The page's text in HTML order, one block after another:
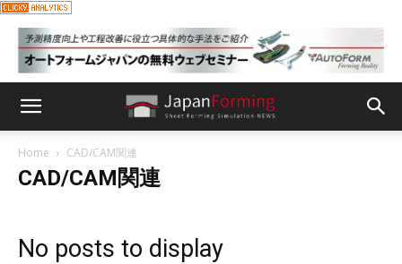
Home CAD/CAM関連
CAD/CAM関連
No posts to display